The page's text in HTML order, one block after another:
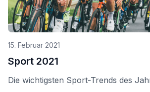
15. Februar 2021
Sport 2021
Die wichtigsten Sport-Trends des